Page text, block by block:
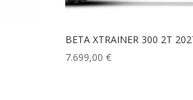
BETA XTRAINER 300 2T
7.699,00 €